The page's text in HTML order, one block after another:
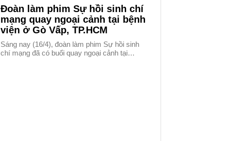
Đoàn làm phim Sự hồi sinh chí
mạng quay ngoại cảnh tại bệnh
viện ở Gò Vấp, TP.HCM
Sáng nay (16/4), đoàn làm phim Sự hồi sinh
chí mạng đã có buổi quay ngoại cảnh tại…